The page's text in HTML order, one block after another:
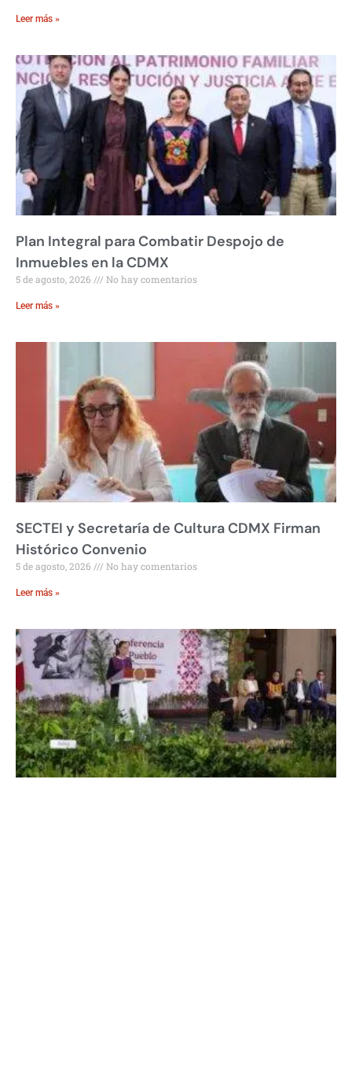
Leer más »
Plan Integral para Combatir Despojo de
Inmuebles en la CDMX
5 de agosto, 2026 No hay comentarios
Leer más »
SECTEI y Secretaría de Cultura CDMX Firman
Histórico Convenio
5 de agosto, 2026 No hay comentarios
Leer más »